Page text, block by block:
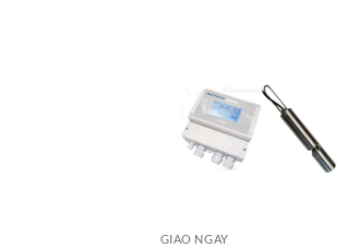
GIAO NGAY